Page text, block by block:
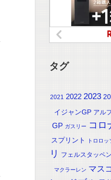
タグ
2021 2022 2023
イジャンGP アル
GP ガスリー コロ
スプリント
トロロッ
リ
フェルスタッペン
マクラーレン マス